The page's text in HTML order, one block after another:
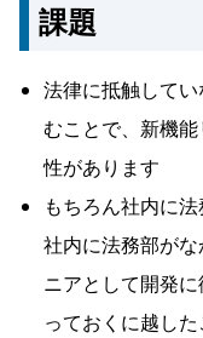
課題
法律に抵触して
むことで、新機
性があります
もちろん社内に
社内に法務部が
ニアとして開発
っておくに越し